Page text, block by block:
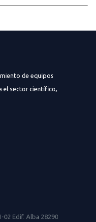
de equipos
el sector científico,
02 Edif. Alba 28290